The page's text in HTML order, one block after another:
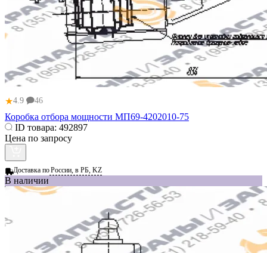
★4.9 46
Коробка отбора мощности МП69-4202010-75
ID товара: 492897
Цена по запросу
Доставка поРоссии, в РБ, KZ
В наличии